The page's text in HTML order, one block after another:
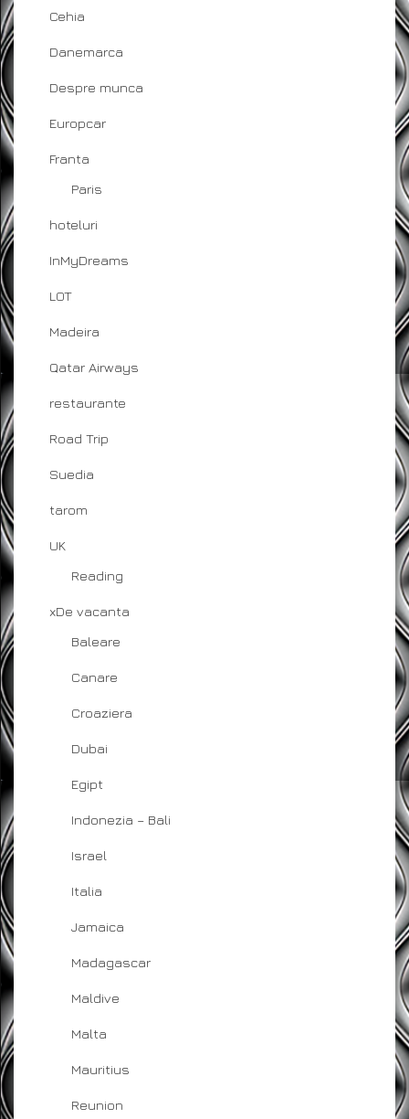
Cehia
Danemarca
Despre munca
Europcar
Franta
Paris
hoteluri
InMyDreams
LOT
Madeira
Qatar Airways
restaurante
Road Trip
Suedia
tarom
UK
Reading
xDe vacanta
Baleare
Canare
Croaziera
Dubai
Egipt
Indonezia – Bali
Israel
Italia
Jamaica
Madagascar
Maldive
Malta
Mauritius
Reunion